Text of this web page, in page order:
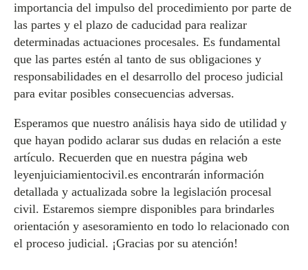
importancia del impulso del procedimiento por parte de
las partes y el plazo de caducidad para realizar
determinadas actuaciones procesales. Es fundamental
que las partes estén al tanto de sus obligaciones y
responsabilidades en el desarrollo del proceso judicial
para evitar posibles consecuencias adversas.
Esperamos que nuestro análisis haya sido de utilidad y
que hayan podido aclarar sus dudas en relación a este
artículo. Recuerden que en nuestra página web
leyenjuiciamientocivil.es encontrarán información
detallada y actualizada sobre la legislación procesal
civil. Estaremos siempre disponibles para brindarles
orientación y asesoramiento en todo lo relacionado con
el proceso judicial. ¡Gracias por su atención!